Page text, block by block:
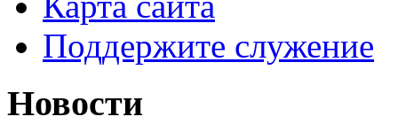
Поддержите служение
Новости